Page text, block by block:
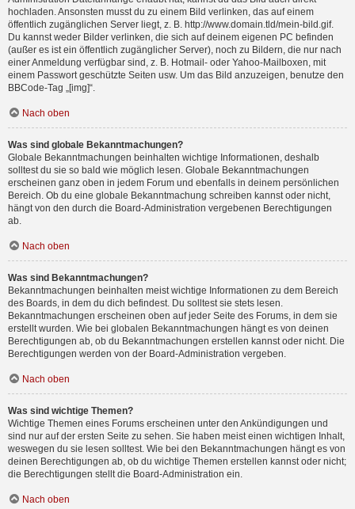
hochladen. Ansonsten musst du zu einem Bild verlinken, das auf einem
öffentlich zugänglichen Server liegt, z. B. http://www.domain.tld/mein-bild.gif.
Du kannst weder Bilder verlinken, die sich auf deinem eigenen PC befinden
(außer es ist ein öffentlich zugänglicher Server), noch zu Bildern, die nur nach
einer Anmeldung verfügbar sind, z. B. Hotmail- oder Yahoo-Mailboxen, mit
einem Passwort geschützte Seiten usw. Um das Bild anzuzeigen, benutze den
BBCode-Tag „[img]“.
Nach oben
Was sind globale Bekanntmachungen?
Globale Bekanntmachungen beinhalten wichtige Informationen, deshalb
solltest du sie so bald wie möglich lesen. Globale Bekanntmachungen
erscheinen ganz oben in jedem Forum und ebenfalls in deinem persönlichen
Bereich. Ob du eine globale Bekanntmachung schreiben kannst oder nicht,
hängt von den durch die Board-Administration vergebenen Berechtigungen
ab.
Nach oben
Was sind Bekanntmachungen?
Bekanntmachungen beinhalten meist wichtige Informationen zu dem Bereich
des Boards, in dem du dich befindest. Du solltest sie stets lesen.
Bekanntmachungen erscheinen oben auf jeder Seite des Forums, in dem sie
erstellt wurden. Wie bei globalen Bekanntmachungen hängt es von deinen
Berechtigungen ab, ob du Bekanntmachungen erstellen kannst oder nicht. Die
Berechtigungen werden von der Board-Administration vergeben.
Nach oben
Was sind wichtige Themen?
Wichtige Themen eines Forums erscheinen unter den Ankündigungen und
sind nur auf der ersten Seite zu sehen. Sie haben meist einen wichtigen Inhalt,
weswegen du sie lesen solltest. Wie bei den Bekanntmachungen hängt es von
deinen Berechtigungen ab, ob du wichtige Themen erstellen kannst oder nicht;
die Berechtigungen stellt die Board-Administration ein.
Nach oben